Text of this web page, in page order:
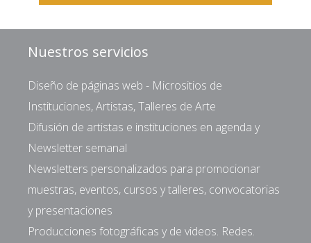
Nuestros servicios
Diseño de páginas web - Micrositios de
Instituciones, Artistas, Talleres de Arte
Difusión de artistas e instituciones en agenda y
Newsletter semanal
Newsletters personalizados para promocionar
muestras, eventos, cursos y talleres, convocatorias
y presentaciones
Producciones fotográficas y de videos. Redes.